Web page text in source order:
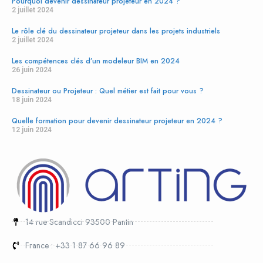
Rolex is a symbol of earned success. From the deep-sea explorer’s
purpose-built heritage.
replica cartier horloges
Relógios iwc Réplica
Replika montblanc zegarków
Repliky panerai Hodinky
2 juillet 2024
Le rôle clé du dessinateur projeteur dans les projets industriels
2 juillet 2024
Les compétences clés d’un modeleur BIM en 2024
26 juin 2024
Dessinateur ou Projeteur : Quel métier est fait pour vous ?
18 juin 2024
Quelle formation pour devenir dessinateur projeteur en 2024 ?
12 juin 2024
14 rue Scandicci 93500 Pantin
France : +33 1 87 66 96 89